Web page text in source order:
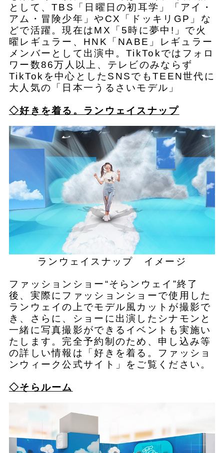
として、TBS「日曜日の初耳学」「アイ・
アム・冒険少年」やCX「ドッキリGP」な
どで活躍。現在はMX「5時に夢中!」で火
曜レギュラー、HNK「NABE」レギュラー
メンバーとして出演中。TikTokではフォロ
ワー数86万人以上、テレビのみならず
TikTokを中心としたSNSでもTEEN世代に
大人気の「日本一うるさいモデル」
◇好きを着る。ランウェイスナップ​
ランウェイスナップ イメージ
ファッションショー“そらンウェイ”終了
後、実際にファッションショーで使用した
ランウェイの上でモデル風カットが撮影で
き、さらに、ショーに出演したシナモンと
一緒に写真撮影ができるイベントも実施い
たします。完全予約制のため、申し込み等
の詳しい情報は「好きを着る。ファッショ
ンウィーク公式サイト」をご覧ください。
◇そらルーム